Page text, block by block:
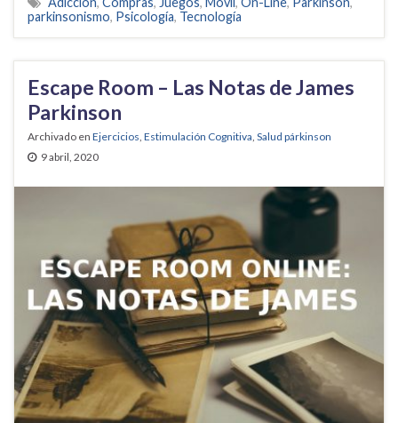
parkinsonismo, Psicología, Tecnología
Escape Room – Las Notas de James
Parkinson
Archivado en Ejercicios, Estimulación Cognitiva, Salud párkinson
9 abril, 2020